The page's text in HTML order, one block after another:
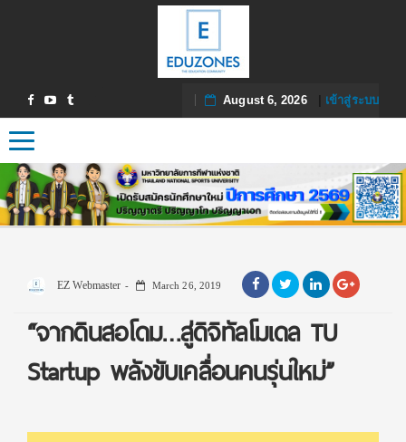
August 6, 2026| เข้าสู่ระบบ
Toggle navigation
EZ Webmaster March 26, 2019
“จากดินสอโดม…สู่ดิจิทัลโมเดล TU
Startup พลังขับเคลื่อนคนรุ่นใหม่”